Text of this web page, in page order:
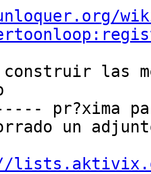
construir las
pr?xima
un